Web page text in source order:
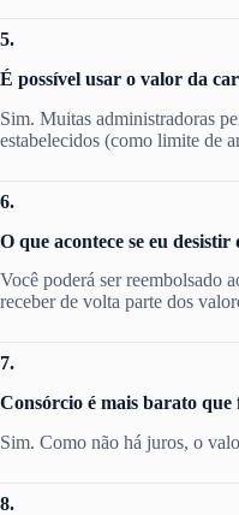
5.
É possível usar o valor da
Sim. Muitas administradoras
estabelecidos (como limite de
6.
O que acontece se eu desistir
Você poderá ser reembolsado
receber de volta parte dos
7.
Consórcio é mais barato que
Sim. Como não há juros, o
8.